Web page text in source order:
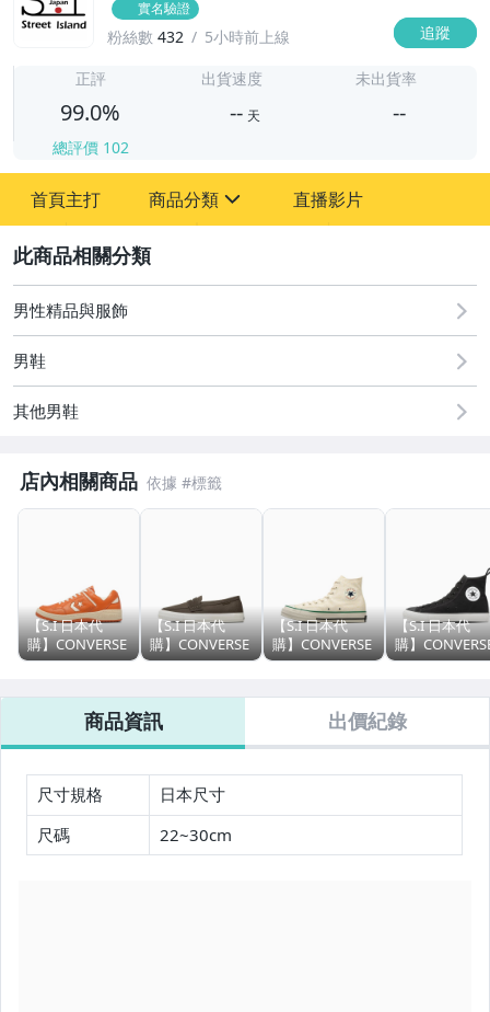
實名驗證
粉絲數 432 5小時前上線 追蹤
正評
99.0%
總評價 102
出貨速度
-- 天
未出貨率
--
首頁主打 商品分類
男性精品與服飾
直播影片
男性精品與服飾
男鞋
其他男鞋
店內相關商品
【S.I 日本代
購】CONVERSE
japan COURT
WEAPON CC AG
【S.I 日本代
購】CONVERSE
japan CLASSIC
CXP LOAFER
【S.I 日本代
購】CONVERSE
japan ALL STAR
Davis
【S.I 日本代
購】
japan ALL
商品資訊 出價紀錄
尺寸規格
日本尺寸
尺碼
22~30cm